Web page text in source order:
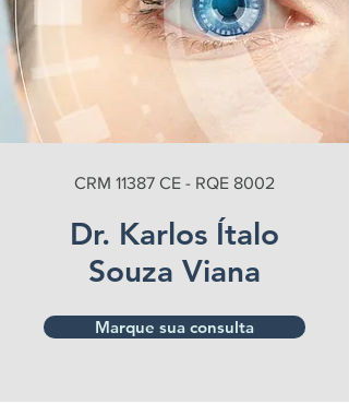
CRM 11387 CE - RQE 8002
Dr. Karlos Ítalo
Souza Viana
Marque sua consulta